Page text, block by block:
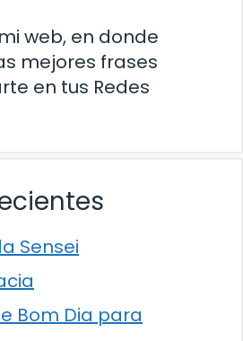
web, en donde
mejores frases
en tus Redes
Sensei
Bom Dia para